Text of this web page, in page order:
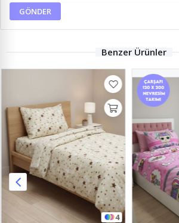
GÖNDER
Benzer Ürünler